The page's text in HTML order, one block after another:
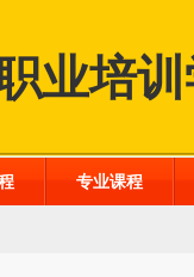
业培
专业课程